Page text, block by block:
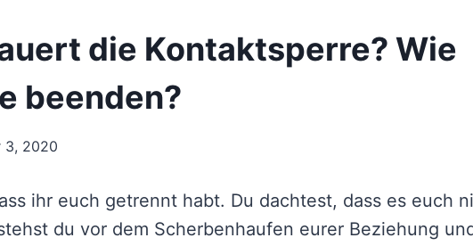
die Kontaktsperre? Wie
beenden?
3, 2020
ihr euch getrennt habt. Du dachtest, dass es euch
du vor dem Scherbenhaufen eurer Beziehung